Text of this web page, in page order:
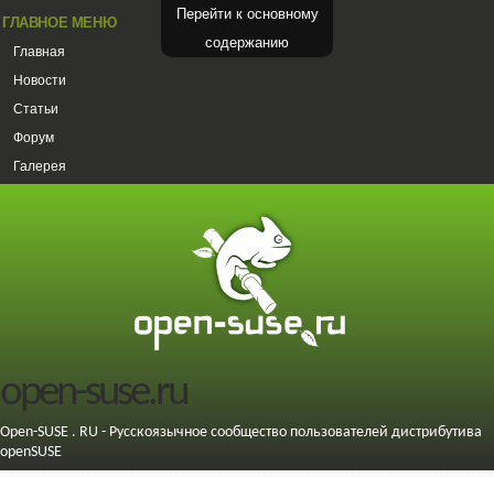
Перейти к основному
содержанию
ГЛАВНОЕ МЕНЮ
Главная
Новости
Статьи
Форум
Галерея
open-suse.ru
Open-SUSE . RU - Русскоязычное сообщество пользователей дистрибутива
openSUSE